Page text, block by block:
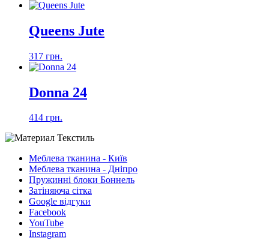
Queens Jute
317 грн.
Donna 24
414 грн.
Меблева тканина - Київ
Меблева тканина - Дніпро
Пружинні блоки Боннель
Затіняюча сітка
Google відгуки
Facebook
YouTube
Instagram